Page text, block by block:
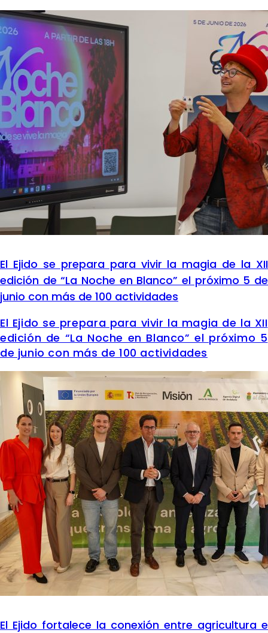
El Ejido se prepara para vivir la magia de la XII
edición de “La Noche en Blanco” el próximo 5 de
junio con más de 100 actividades
El Ejido se prepara para vivir la magia de la XII
edición de “La Noche en Blanco” el próximo 5
de junio con más de 100 actividades
El Ejido fortalece la conexión entre agricultura e